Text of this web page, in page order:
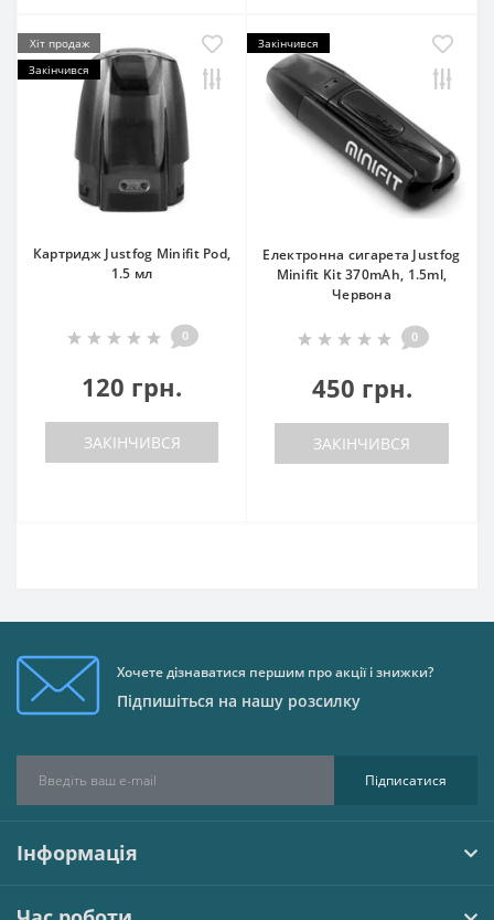
Хіт продаж
Закінчився
Картридж Justfog Minifit Pod,
1.5 мл
0
120 грн.
ЗАКІНЧИВСЯ
Закінчився
Електронна сигарета Justfog
Minifit Kit 370mAh, 1.5ml,
Червона
0
450 грн.
ЗАКІНЧИВСЯ
Хочете дізнаватися першим про акції і знижки?
Підпишіться на нашу розсилку
Підписатися
Інформація